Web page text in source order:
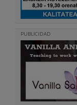
PUBLICIDAD